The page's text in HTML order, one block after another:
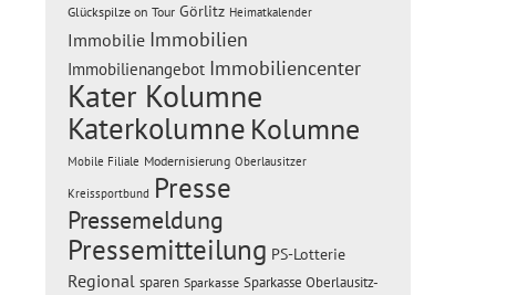
Glückspilze on Tour Görlitz Heimatkalender
Immobilie Immobilien
Immobilienangebot Immobiliencenter
Kater Kolumne
Katerkolumne Kolumne
Mobile Filiale Modernisierung Oberlausitzer
Kreissportbund Presse
Pressemeldung
Pressemitteilung PS-Lotterie
Regional sparen Sparkasse Sparkasse Oberlausitz-